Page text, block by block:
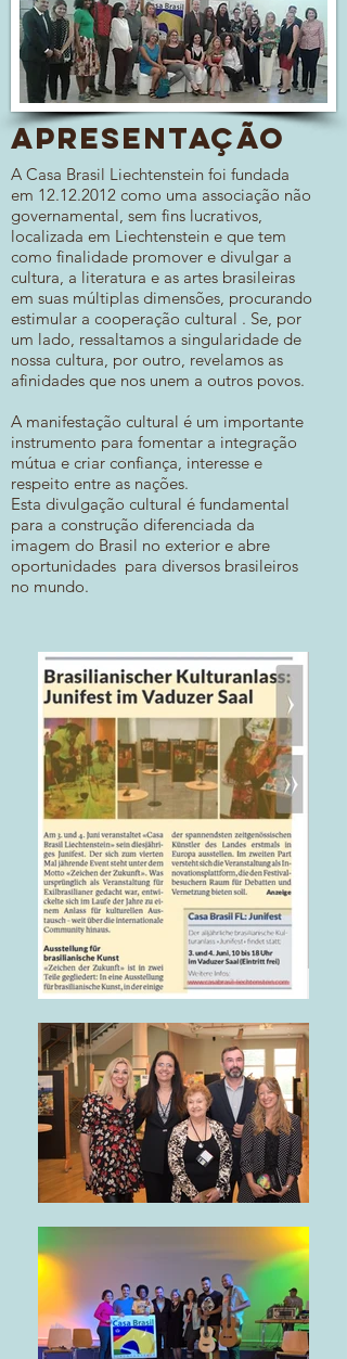
Apresentação
A Casa Brasil Liechtenstein foi fundada
em 12.12.2012 como uma associação não
governamental, sem fins lucrativos,
localizada em Liechtenstein e que tem
como finalidade promover e divulgar a
cultura, a literatura e as artes brasileiras
em suas múltiplas dimensões, procurando
estimular a cooperação cultural . Se, por
um lado, ressaltamos a singularidade de
nossa cultura, por outro, revelamos as
afinidades que nos unem a outros povos.
A manifestação cultural é um importante
instrumento para fomentar a integração
mútua e criar confiança, interesse e
respeito entre as nações.
Esta divulgação cultural é fundamental
para a construção diferenciada da
imagem do Brasil no exterior e abre
oportunidades para diversos brasileiros
no mundo.